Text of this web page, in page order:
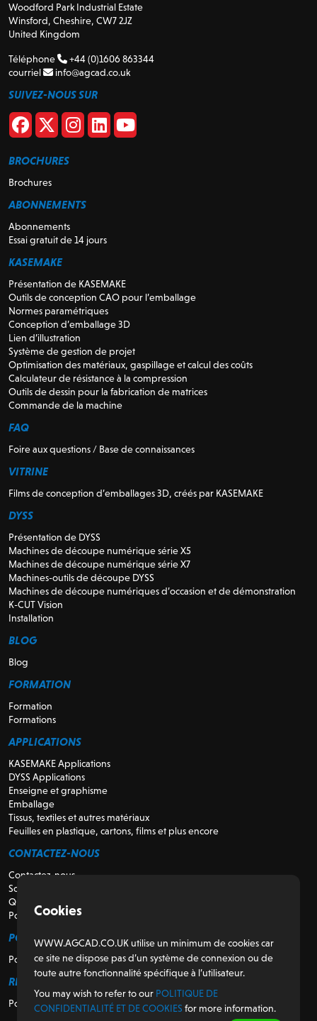
Woodford Park Industrial Estate
Winsford, Cheshire, CW7 2JZ
United Kingdom
Téléphone
+44 (0)1606 863344
courriel
info@agcad.co.uk
SUIVEZ-NOUS SUR
BROCHURES
Brochures
ABONNEMENTS
Abonnements
Essai gratuit de 14 jours
KASEMAKE
Présentation de KASEMAKE
Outils de conception CAO pour l’emballage
Normes paramétriques
Conception d’emballage 3D
Lien d’illustration
Système de gestion de projet
Optimisation des matériaux, gaspillage et calcul des coûts
Calculateur de résistance à la compression
Outils de dessin pour la fabrication de matrices
Commande de la machine
FAQ
Foire aux questions / Base de connaissances
VITRINE
Films de conception d’emballages 3D, créés par KASEMAKE
DYSS
Présentation de DYSS
Machines de découpe numérique série X5
Machines de découpe numérique série X7
Machines-outils de découpe DYSS
Machines de découpe numériques d’occasion et de démonstration
K-CUT Vision
Installation
BLOG
Blog
FORMATION
Formation
Formations
APPLICATIONS
KASEMAKE Applications
DYSS Applications
Enseigne et graphisme
Emballage
Tissus, textiles et autres matériaux
Feuilles en plastique, cartons, films et plus encore
CONTACTEZ-NOUS
Contactez-nous
Soutien
Qui sommes-nous
Pour les revendeurs
POUR LES CLIENTS
Portail client
RÉGULATEUR
Politique de confidentialité et de cookies
Cookies
WWW.AGCAD.CO.UK utilise un minimum de cookies car
ce site ne dispose pas d’un système de connexion ou de
toute autre fonctionnalité spécifique à l’utilisateur.
You may wish to refer to our POLITIQUE DE
CONFIDENTIALITÉ ET DE COOKIES for more information.